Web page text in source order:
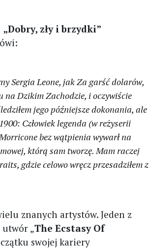
„Dobry, zły i brzydki”
Sergia Leone, jakZa garść dolarów,
na Dzikim Zachodzie, i oczywiście
jego późniejsze dokonania, ale
1900: Człowiek legenda (w reżyserii
bez wątpienia wywarł na
którą sam tworzę. Mam raczej
gdzie celowo wręcz przesadzi­łem z
znanych artystów. Jeden z
utwór „The Ecstasy Of
swojej kariery